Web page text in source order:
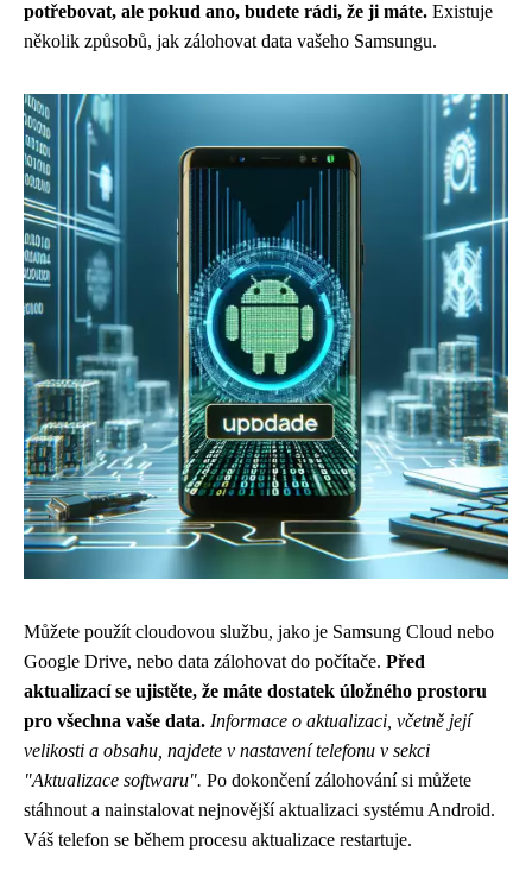
potřebovat, ale pokud ano, budete rádi, že ji máte. Existuje
několik způsobů, jak zálohovat data vašeho Samsungu.
Můžete použít cloudovou službu, jako je Samsung Cloud nebo
Google Drive, nebo data zálohovat do počítače. Před
aktualizací se ujistěte, že máte dostatek úložného prostoru
pro všechna vaše data. Informace o aktualizaci, včetně její
velikosti a obsahu, najdete v nastavení telefonu v sekci
"Aktualizace softwaru". Po dokončení zálohování si můžete
stáhnout a nainstalovat nejnovější aktualizaci systému Android.
Váš telefon se během procesu aktualizace restartuje.